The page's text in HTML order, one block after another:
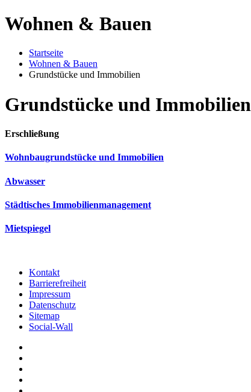
Wohnen & Bauen
Startseite
Wohnen & Bauen
Grundstücke und Immobilien
Grundstücke und Immobilien
Erschließung
Wohnbaugrundstücke und Immobilien
Abwasser
Städtisches Immobilienmanagement
Mietspiegel
Kontakt
Barrierefreiheit
Impressum
Datenschutz
Sitemap
Social-Wall